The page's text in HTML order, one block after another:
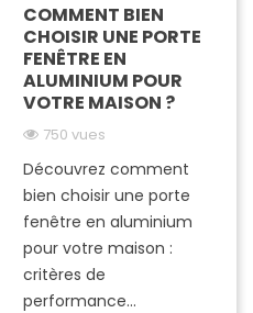
COMMENT BIEN
CHOISIR UNE PORTE
FENÊTRE EN
ALUMINIUM POUR
VOTRE MAISON ?
750 vues
Découvrez comment
bien choisir une porte
fenêtre en aluminium
pour votre maison :
critères de
performance...